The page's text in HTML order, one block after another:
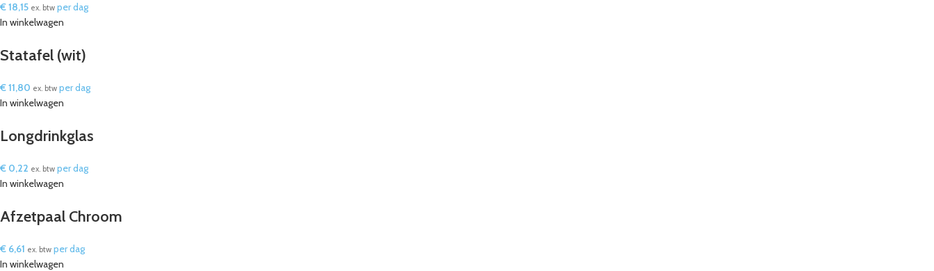
€18,15 ex. btw per dag
In winkelwagen
Statafel (wit)
€11,80 ex. btw per dag
In winkelwagen
Longdrinkglas
€ 0,22 ex. btw per dag
In winkelwagen
Afzetpaal Chroom
€ 6,61 ex. btw per dag
In winkelwagen